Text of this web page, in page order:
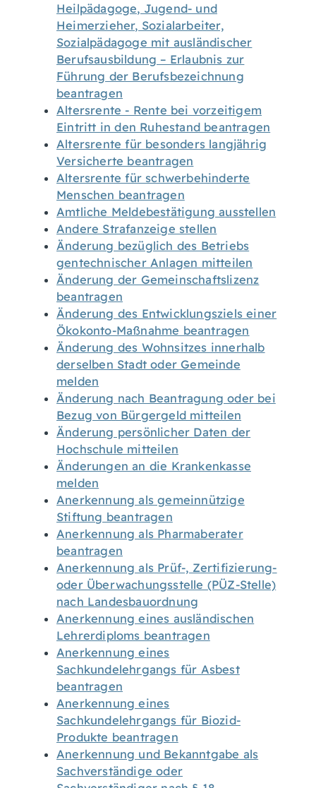
Heilpädagoge, Jugend- und
Heimerzieher, Sozialarbeiter,
Sozialpädagoge mit ausländischer
Berufsausbildung – Erlaubnis zur
Führung der Berufsbezeichnung
beantragen
Altersrente - Rente bei vorzeitigem
Eintritt in den Ruhestand beantragen
Altersrente für besonders langjährig
Versicherte beantragen
Altersrente für schwerbehinderte
Menschen beantragen
Amtliche Meldebestätigung ausstellen
Andere Strafanzeige stellen
Änderung bezüglich des Betriebs
gentechnischer Anlagen mitteilen
Änderung der Gemeinschaftslizenz
beantragen
Änderung des Entwicklungsziels einer
Ökokonto-Maßnahme beantragen
Änderung des Wohnsitzes innerhalb
derselben Stadt oder Gemeinde
melden
Änderung nach Beantragung oder bei
Bezug von Bürgergeld mitteilen
Änderung persönlicher Daten der
Hochschule mitteilen
Änderungen an die Krankenkasse
melden
Anerkennung als gemeinnützige
Stiftung beantragen
Anerkennung als Pharmaberater
beantragen
Anerkennung als Prüf-, Zertifizierung-
oder Überwachungsstelle (PÜZ-Stelle)
nach Landesbauordnung
Anerkennung eines ausländischen
Lehrerdiploms beantragen
Anerkennung eines
Sachkundelehrgangs für Asbest
beantragen
Anerkennung eines
Sachkundelehrgangs für Biozid-
Produkte beantragen
Anerkennung und Bekanntgabe als
Sachverständige oder